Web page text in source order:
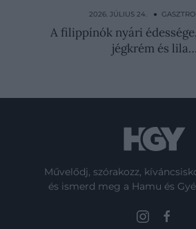
olasz
2026. JÚLIUS 24. ●
A filippínók nyári
jégkrém és lila…
Művelődj, szórakozz,
és ismerd meg a Hamu és